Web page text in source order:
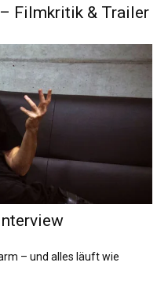
Filmkritik & Trailer
– und alles läuft wie